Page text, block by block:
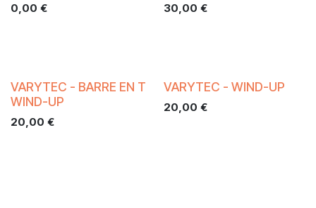
0,00 € 30,00 €
VARYTEC - BARRE EN T
WIND-UP
20,00 €
VARYTEC - WIND-UP
20,00 €